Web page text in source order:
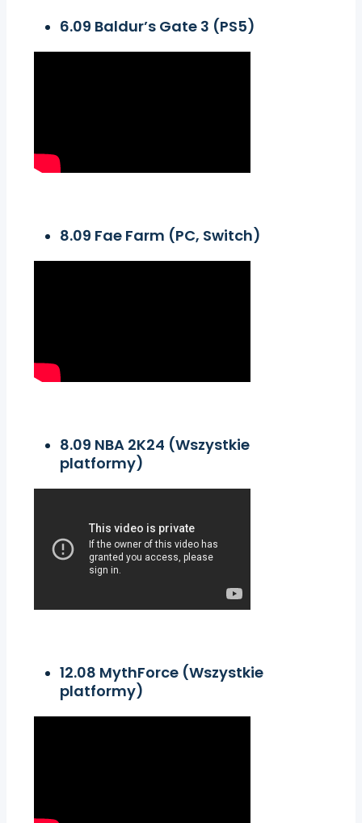
6.09 Baldur’s Gate 3 (PS5)
8.09 Fae Farm (PC, Switch)
8.09 NBA 2K24 (Wszystkie
platformy)
12.08 MythForce (Wszystkie
platformy)